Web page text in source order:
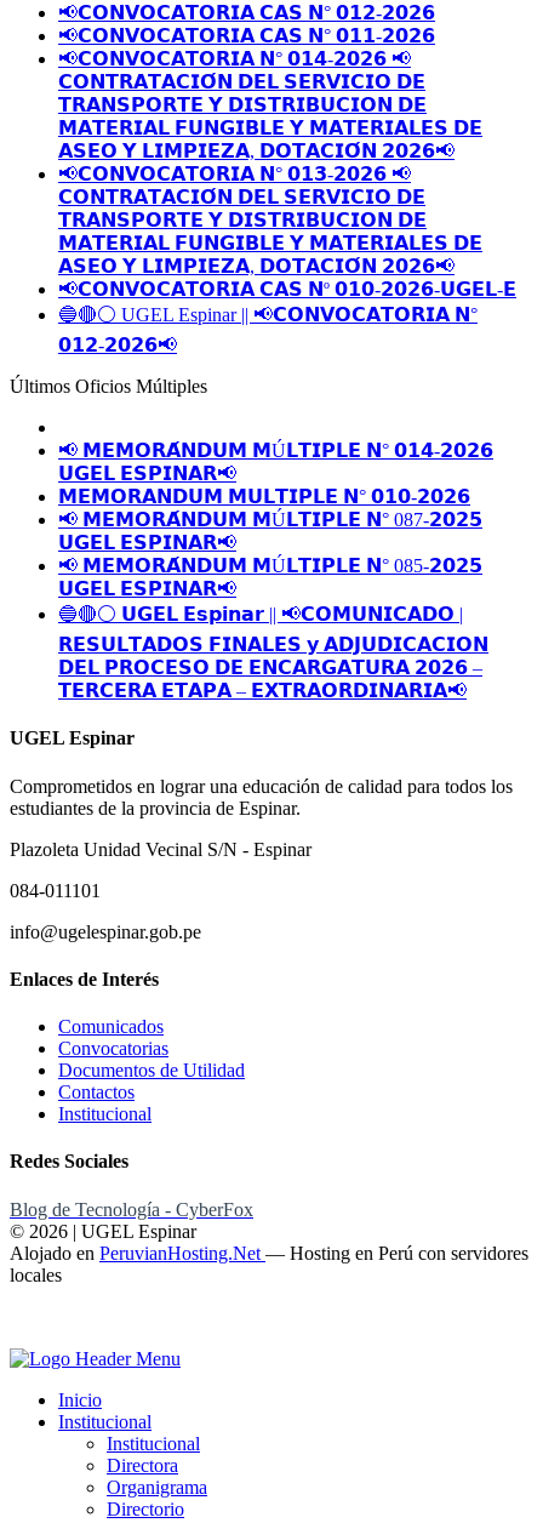
📢𝗖𝗢𝗡𝗩𝗢𝗖𝗔𝗧𝗢𝗥𝗜𝗔 𝗖𝗔𝗦 𝗡° 𝟬𝟭𝟮-𝟮𝟬𝟮𝟲
📢𝗖𝗢𝗡𝗩𝗢𝗖𝗔𝗧𝗢𝗥𝗜𝗔 𝗖𝗔𝗦 𝗡° 𝟬𝟭𝟭-𝟮𝟬𝟮𝟲
📢𝗖𝗢𝗡𝗩𝗢𝗖𝗔𝗧𝗢𝗥𝗜𝗔 𝗡° 𝟬𝟭𝟰-𝟮𝟬𝟮𝟲 📢
𝗖𝗢𝗡𝗧𝗥𝗔𝗧𝗔𝗖𝗜𝗢́𝗡 𝗗𝗘𝗟 𝗦𝗘𝗥𝗩𝗜𝗖𝗜𝗢 𝗗𝗘
𝗧𝗥𝗔𝗡𝗦𝗣𝗢𝗥𝗧𝗘 𝗬 𝗗𝗜𝗦𝗧𝗥𝗜𝗕𝗨𝗖𝗜𝗢𝗡 𝗗𝗘
𝗠𝗔𝗧𝗘𝗥𝗜𝗔𝗟 𝗙𝗨𝗡𝗚𝗜𝗕𝗟𝗘 𝗬 𝗠𝗔𝗧𝗘𝗥𝗜𝗔𝗟𝗘𝗦 𝗗𝗘
𝗔𝗦𝗘𝗢 𝗬 𝗟𝗜𝗠𝗣𝗜𝗘𝗭𝗔, 𝗗𝗢𝗧𝗔𝗖𝗜𝗢́𝗡 𝟮𝟬𝟮𝟲📢
📢𝗖𝗢𝗡𝗩𝗢𝗖𝗔𝗧𝗢𝗥𝗜𝗔 𝗡° 𝟬𝟭𝟯-𝟮𝟬𝟮𝟲 📢
𝗖𝗢𝗡𝗧𝗥𝗔𝗧𝗔𝗖𝗜𝗢́𝗡 𝗗𝗘𝗟 𝗦𝗘𝗥𝗩𝗜𝗖𝗜𝗢 𝗗𝗘
𝗧𝗥𝗔𝗡𝗦𝗣𝗢𝗥𝗧𝗘 𝗬 𝗗𝗜𝗦𝗧𝗥𝗜𝗕𝗨𝗖𝗜𝗢𝗡 𝗗𝗘
𝗠𝗔𝗧𝗘𝗥𝗜𝗔𝗟 𝗙𝗨𝗡𝗚𝗜𝗕𝗟𝗘 𝗬 𝗠𝗔𝗧𝗘𝗥𝗜𝗔𝗟𝗘𝗦 𝗗𝗘
𝗔𝗦𝗘𝗢 𝗬 𝗟𝗜𝗠𝗣𝗜𝗘𝗭𝗔, 𝗗𝗢𝗧𝗔𝗖𝗜𝗢́𝗡 𝟮𝟬𝟮𝟲📢
📢𝗖𝗢𝗡𝗩𝗢𝗖𝗔𝗧𝗢𝗥𝗜𝗔 𝗖𝗔𝗦 𝗡º 𝟬𝟭𝟬-𝟮𝟬𝟮𝟲-𝗨𝗚𝗘𝗟-𝗘
🔵🔴⚪️ UGEL Espinar || 📢𝗖𝗢𝗡𝗩𝗢𝗖𝗔𝗧𝗢𝗥𝗜𝗔 𝗡°
𝟬𝟭𝟮-𝟮𝟬𝟮𝟲📢
Últimos Oficios Múltiples
📢 𝗠𝗘𝗠𝗢𝗥𝗔́𝗡𝗗𝗨𝗠 𝗠Ú𝗟𝗧𝗜𝗣𝗟𝗘 𝗡° 𝟬𝟭𝟰-𝟮𝟬𝟮𝟲
𝗨𝗚𝗘𝗟 𝗘𝗦𝗣𝗜𝗡𝗔𝗥📢
𝗠𝗘𝗠𝗢𝗥𝗔𝗡𝗗𝗨𝗠 𝗠𝗨𝗟𝗧𝗜𝗣𝗟𝗘 𝗡° 𝟬𝟭𝟬-𝟮𝟬𝟮𝟲
📢 𝗠𝗘𝗠𝗢𝗥𝗔́𝗡𝗗𝗨𝗠 𝗠Ú𝗟𝗧𝗜𝗣𝗟𝗘 𝗡° 087-𝟮𝟬𝟮𝟱
𝗨𝗚𝗘𝗟 𝗘𝗦𝗣𝗜𝗡𝗔𝗥📢
📢 𝗠𝗘𝗠𝗢𝗥𝗔́𝗡𝗗𝗨𝗠 𝗠Ú𝗟𝗧𝗜𝗣𝗟𝗘 𝗡° 085-𝟮𝟬𝟮𝟱
𝗨𝗚𝗘𝗟 𝗘𝗦𝗣𝗜𝗡𝗔𝗥📢
🔵🔴⚪️ 𝗨𝗚𝗘𝗟 𝗘𝘀𝗽𝗶𝗻𝗮𝗿 || 📢𝗖𝗢𝗠𝗨𝗡𝗜𝗖𝗔𝗗𝗢 |
𝗥𝗘𝗦𝗨𝗟𝗧𝗔𝗗𝗢𝗦 𝗙𝗜𝗡𝗔𝗟𝗘𝗦 𝘆 𝗔𝗗𝗝𝗨𝗗𝗜𝗖𝗔𝗖𝗜𝗢𝗡
𝗗𝗘𝗟 𝗣𝗥𝗢𝗖𝗘𝗦𝗢 𝗗𝗘 𝗘𝗡𝗖𝗔𝗥𝗚𝗔𝗧𝗨𝗥𝗔 𝟮𝟬𝟮𝟲 –
𝗧𝗘𝗥𝗖𝗘𝗥𝗔 𝗘𝗧𝗔𝗣𝗔 – 𝗘𝗫𝗧𝗥𝗔𝗢𝗥𝗗𝗜𝗡𝗔𝗥𝗜𝗔📢
UGEL Espinar
Comprometidos en lograr una educación de calidad para todos los
estudiantes de la provincia de Espinar.
Plazoleta Unidad Vecinal S/N - Espinar
084-011101
info@ugelespinar.gob.pe
Enlaces de Interés
Comunicados
Convocatorias
Documentos de Utilidad
Contactos
Institucional
Redes Sociales
Blog de Tecnología - CyberFox
© 2026 | UGEL Espinar
Alojado en PeruvianHosting.Net — Hosting en Perú con servidores
locales
Inicio
Institucional
Institucional
Directora
Organigrama
Directorio